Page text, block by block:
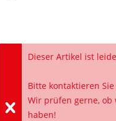
Dieser Artikel ist
Bitte kontaktieren
Wir prüfen gerne, ob
haben!